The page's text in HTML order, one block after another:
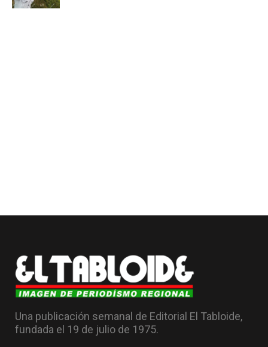
Una publicación semanal de Editorial El Tabloide,
fundada el 19 de julio de 1975.